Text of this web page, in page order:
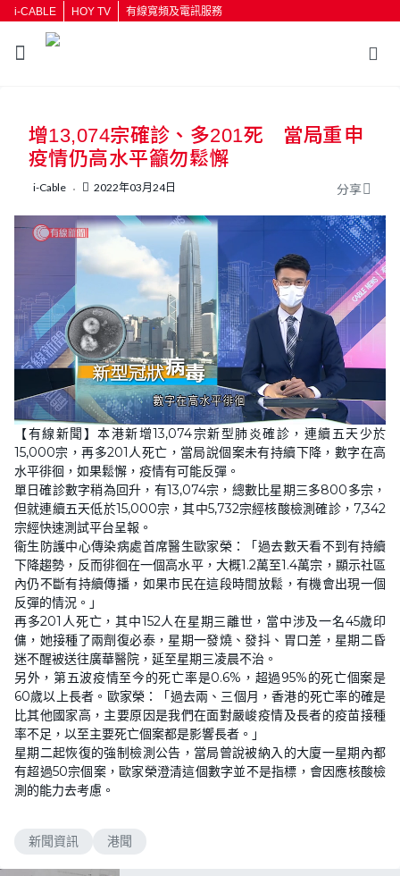
i-CABLE HOY TV 有線寬頻及電訊服務
按輸入鍵開始搜尋
增13,074宗確診、多201死 當局重申
疫情仍高水平籲勿鬆懈
i-Cable 2022年03月24日 分享
U
n
m
u
e
L
o
a
d
e
d
:
4
.
9
%
【有線新聞】本港新增13,074宗新型肺炎確診，連續五天少於
15,000宗，再多201人死亡，當局說個案未有持續下降，數字在高
水平徘徊，如果鬆懈，疫情有可能反彈。
單日確診數字稍為回升，有13,074宗，總數比星期三多800多宗，
但就連續五天低於15,000宗，其中5,732宗經核酸檢測確診，7,342
宗經快速測試平台呈報。
衞生防護中心傳染病處首席醫生歐家榮：「過去數天看不到有持續
下降趨勢，反而徘徊在一個高水平，大概1.2萬至1.4萬宗，顯示社區
內仍不斷有持續傳播，如果市民在這段時間放鬆，有機會出現一個
反彈的情況。」
再多201人死亡，其中152人在星期三離世，當中涉及一名45歲印
傭，她接種了兩劑復必泰，星期一發燒、發抖、胃口差，星期二昏
迷不醒被送往廣華醫院，延至星期三凌晨不治。
另外，第五波疫情至今的死亡率是0.6%，超過95%的死亡個案是
60歲以上長者。歐家榮：「過去兩、三個月，香港的死亡率的確是
比其他國家高，主要原因是我們在面對嚴峻疫情及長者的疫苗接種
率不足，以至主要死亡個案都是影響長者。」
星期二起恢復的強制檢測公告，當局曾說被納入的大廈一星期內都
有超過50宗個案，歐家榮澄清這個數字並不是指標，會因應核酸檢
測的能力去考慮。
新聞資訊 港聞